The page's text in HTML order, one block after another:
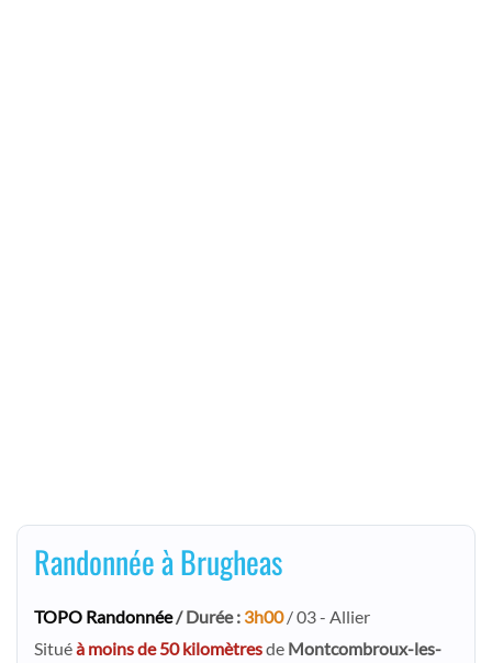
Randonnée à Brugheas
TOPO Randonnée/ Durée : 3h00/ 03 - Allier
Situéà moins de 50 kilomètresde Montcombroux-les-